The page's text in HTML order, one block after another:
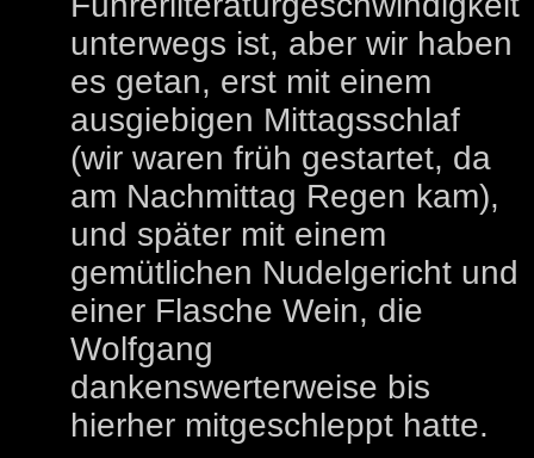
unterwegs ist, aber wir haben
es getan, erst mit einem
ausgiebigen Mittagsschlaf
(wir waren früh gestartet, da
am Nachmittag Regen kam),
und später mit einem
gemütlichen Nudelgericht und
einer Flasche Wein, die
Wolfgang
dankenswerterweise bis
hierher mitgeschleppt hatte.